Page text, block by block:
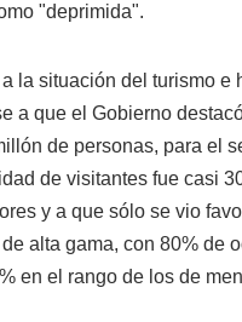
"deprimida".
la situación del turismo e
a que el Gobierno
de personas, para el
de visitantes fue casi
y a que sólo se vio
alta gama, con 80% de
en el rango de los de